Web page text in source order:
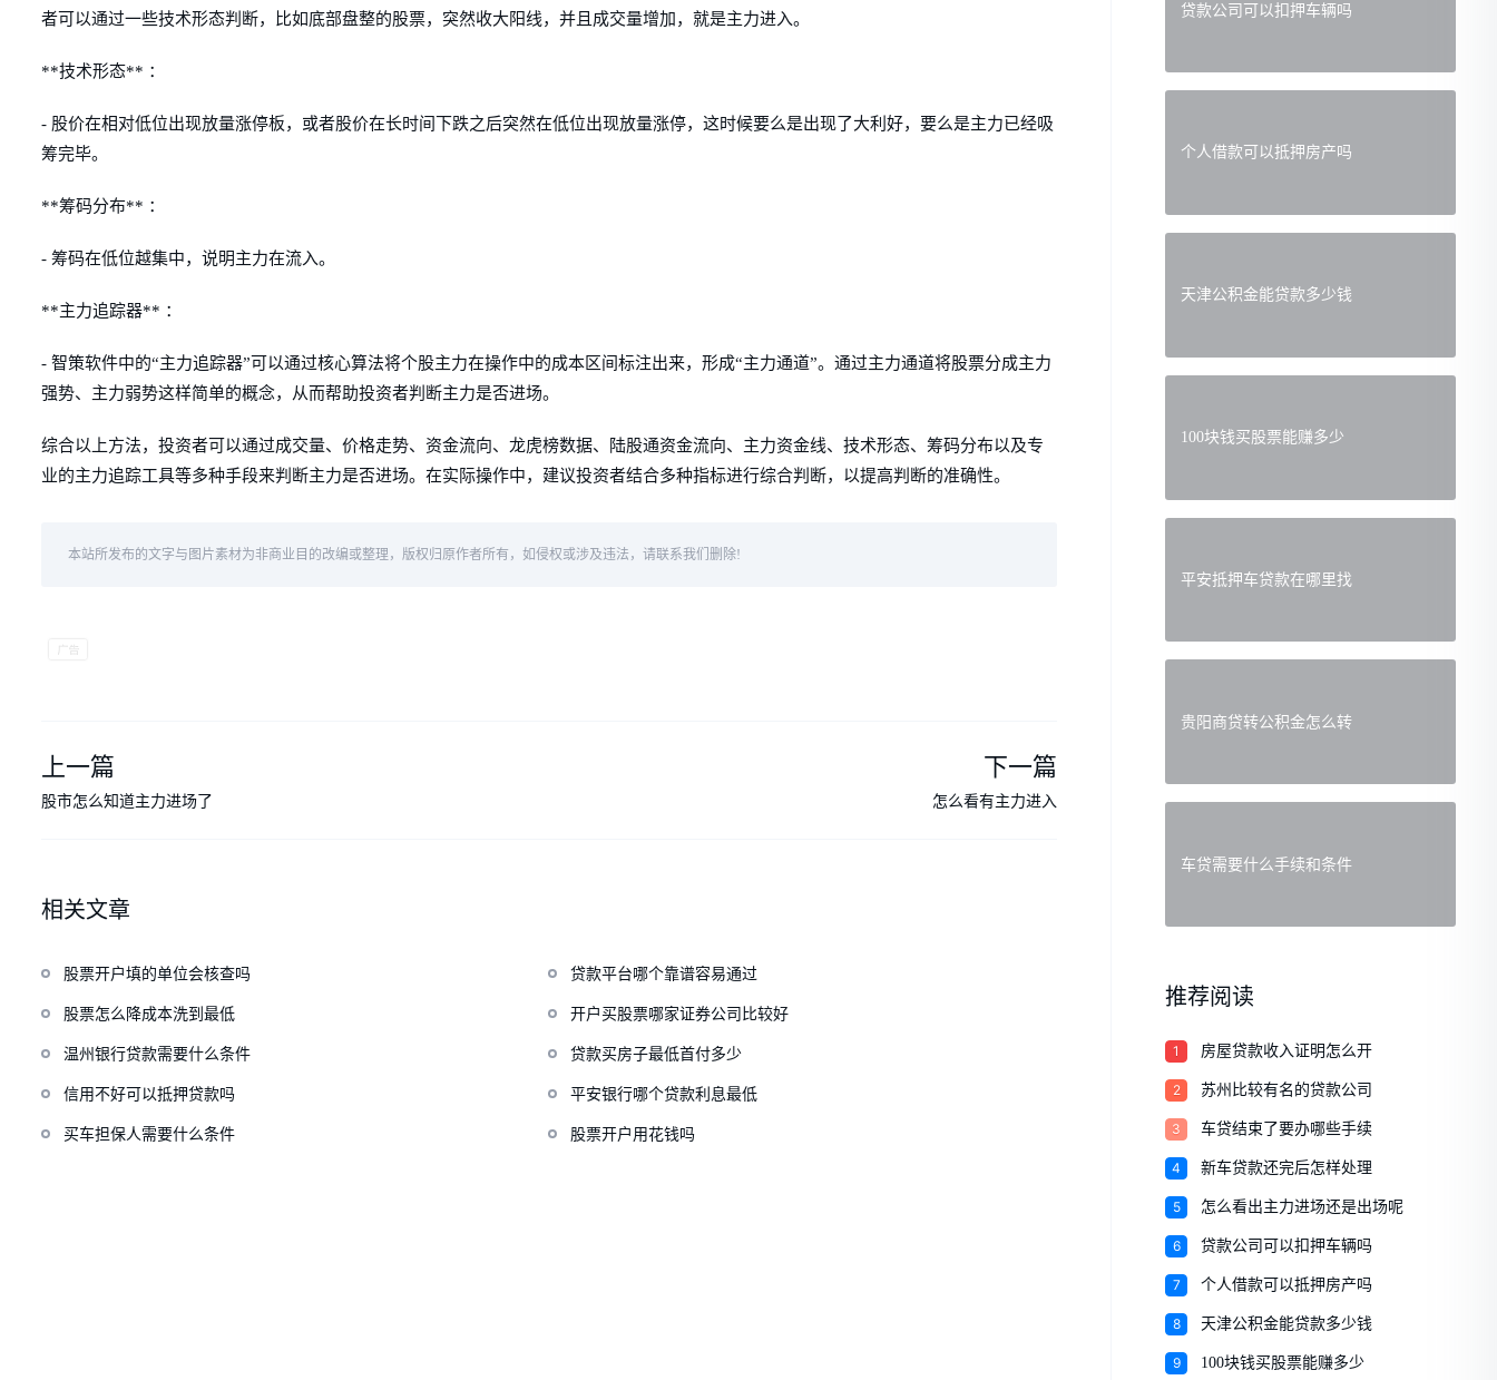
者可以通过一些技术形态判断，比如底部盘整的股票，突然收大阳线，并且成交量增加，就是主力进入。
**技术形态** ：
- 股价在相对低位出现放量涨停板，或者股价在长时间下跌之后突然在低位出现放量涨停，这时候要么是出现了大利好，要么是主力已经吸
筹完毕。
**筹码分布** ：
- 筹码在低位越集中，说明主力在流入。
**主力追踪器** ：
- 智策软件中的“主力追踪器”可以通过核心算法将个股主力在操作中的成本区间标注出来，形成“主力通道”。通过主力通道将股票分成主力
强势、主力弱势这样简单的概念，从而帮助投资者判断主力是否进场。
综合以上方法，投资者可以通过成交量、价格走势、资金流向、龙虎榜数据、陆股通资金流向、主力资金线、技术形态、筹码分布以及专
业的主力追踪工具等多种手段来判断主力是否进场。在实际操作中，建议投资者结合多种指标进行综合判断，以提高判断的准确性。
本站所发布的文字与图片素材为非商业目的改编或整理，版权归原作者所有，如侵权或涉及违法，请联系我们删除!
上一篇
股市怎么知道主力进场了
下一篇
怎么看有主力进入
相关文章
股票开户填的单位会核查吗 贷款平台哪个靠谱容易通过
股票怎么降成本洗到最低 开户买股票哪家证券公司比较好
温州银行贷款需要什么条件 贷款买房子最低首付多少
信用不好可以抵押贷款吗 平安银行哪个贷款利息最低
买车担保人需要什么条件 股票开户用花钱吗
贷款公司可以扣押车辆吗
个人借款可以抵押房产吗
天津公积金能贷款多少钱
100块钱买股票能赚多少
平安抵押车贷款在哪里找
贵阳商贷转公积金怎么转
车贷需要什么手续和条件
推荐阅读
1 房屋贷款收入证明怎么开
2 苏州比较有名的贷款公司
3 车贷结束了要办哪些手续
4 新车贷款还完后怎样处理
5 怎么看出主力进场还是出场呢
6 贷款公司可以扣押车辆吗
7 个人借款可以抵押房产吗
8 天津公积金能贷款多少钱
9 100块钱买股票能赚多少